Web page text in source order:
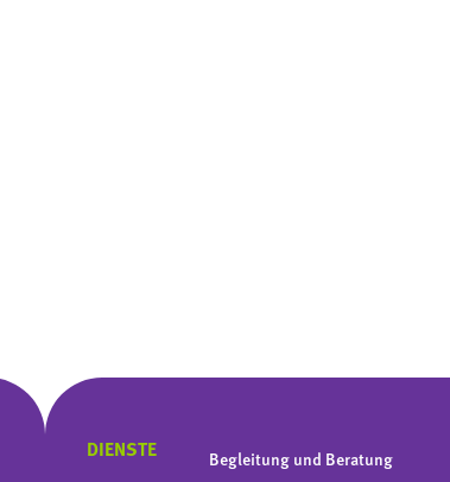
DIENSTE
Begleitung und Beratung